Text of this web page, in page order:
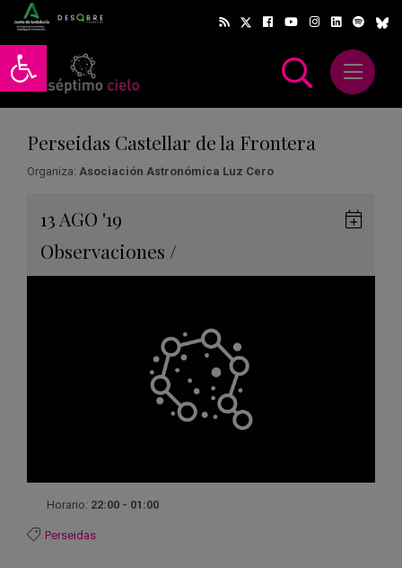
Abrir barra de herramientas
Abrir
Perseidas Castellar de la Frontera
Organiza: Asociación Astronómica Luz Cero
13 AGO '19
Observaciones /
Horario: 22:00 - 01:00
Perseidas